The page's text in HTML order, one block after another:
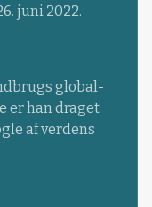
juni 2022.
global-
er han draget
af verdens